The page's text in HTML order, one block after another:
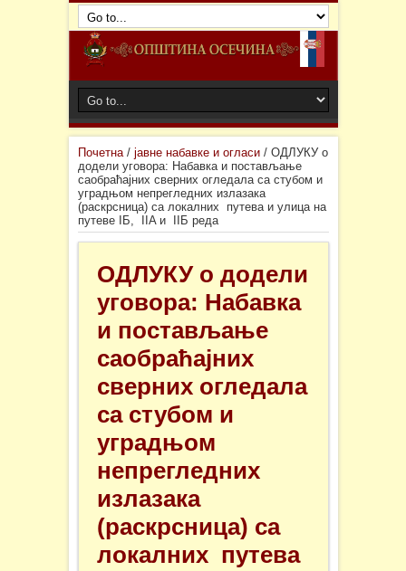
Почетна/ јавне набавке и огласи/ ОДЛУКУ о
додели уговора: Набавка и постављање
саобраћајних сверних огледала са стубом и
уградњом непрегледних излазака
(раскрсница) са локалних путева и улица на
путеве IБ, IIA и IIБ реда
ОДЛУКУ о додели
уговора: Набавка
и постављање
саобраћајних
сверних огледала
са стубом и
уградњом
непрегледних
излазака
(раскрсница) са
локалних путева